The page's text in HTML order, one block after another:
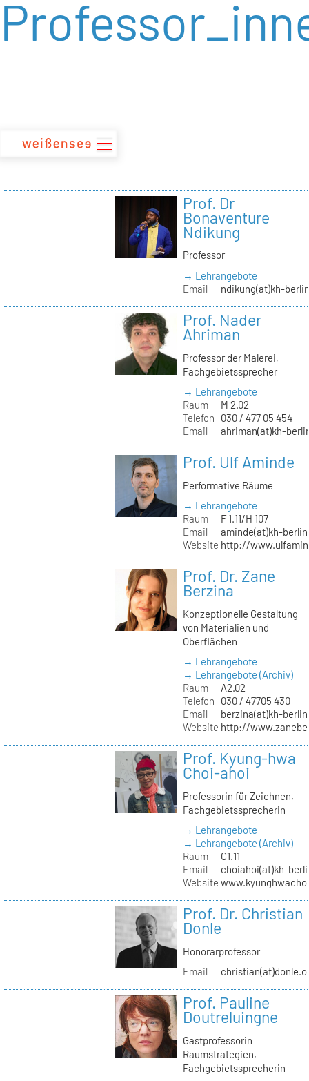
zum
Inhalt
Prof. Dr
Bonaventure
Ndikung
Professor
→ Lehrangebote
Email
ndikung(at)kh-
Prof. Nader
Ahriman
Professor der Malerei,
Fachgebietssprecher
→ Lehrangebote
Raum
M 2.02
Telefon
030 / 477 05 454
Email
ahriman(at)kh-
Prof. Ulf Aminde
Performative Räume
→ Lehrangebote
Raum
F 1.11/H 107
Email
aminde(at)kh-
Website http://
Prof. Dr. Zane
Berzina
Konzeptionelle Gestaltung
von Materialien und
Oberflächen
→ Lehrangebote
→ Lehrangebote (Archiv)
Raum
A2.02
Telefon
030 / 47705 430
Email
berzina(at)kh-
Website http://
Prof. Kyung-hwa
Choi-ahoi
Professorin für Zeichnen,
Fachgebietssprecherin
→ Lehrangebote
→ Lehrangebote (Archiv)
Raum
C1.11
Email
choiahoi(at)kh-
Website
Prof. Dr. Christian
Donle
Honorarprofessor
Email
Prof. Pauline
Doutreluingne
Gastprofessorin
Raumstrategien,
Fachgebietssprecherin